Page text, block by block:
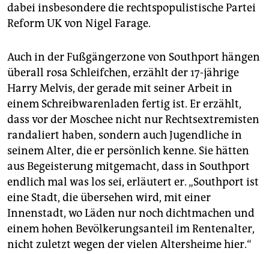
dabei insbesondere die rechtspopulistische Partei
Reform UK von Nigel Farage.
Auch in der Fußgängerzone von Southport hängen
überall rosa Schleifchen, erzählt der 17-jährige
Harry Melvis, der gerade mit seiner Arbeit in
einem Schreibwarenladen fertig ist. Er erzählt,
dass vor der Moschee nicht nur Rechtsextremisten
randaliert haben, sondern auch Jugendliche in
seinem Alter, die er persönlich kenne. Sie hätten
aus Begeisterung mitgemacht, dass in Southport
endlich mal was los sei, erläutert er. „Southport ist
eine Stadt, die übersehen wird, mit einer
Innenstadt, wo Läden nur noch dichtmachen und
einem hohen Bevölkerungsanteil im Rentenalter,
nicht zuletzt wegen der vielen Altersheime hier.“